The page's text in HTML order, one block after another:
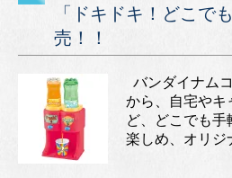
「ドキドキ！どこで
売！！
バンダイナム
から、自宅やキ
ど、どこでも
楽しめ、オリジ